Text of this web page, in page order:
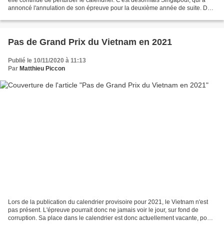
annoncé l'annulation de son épreuve pour la deuxième année de suite. Des
Pas de Grand Prix du Vietnam en 2021
Publié le 10/11/2020 à 11:13
Par Matthieu Piccon
Lors de la publication du calendrier provisoire pour 2021, le Vietnam n'est
pas présent. L'épreuve pourrait donc ne jamais voir le jour, sur fond de
corruption. Sa place dans le calendrier est donc actuellement vacante, pour